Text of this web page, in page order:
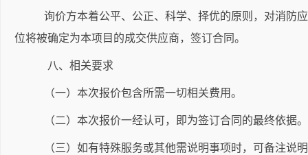
询价方本着公平、公正、科学、择优的原则，对消防
位将被确定为本项目的成交供应商，签订合同。
八、相关要求
（一）本次报价包含所需一切相关费用。
（二）本次报价一经认可，即为签订合同的最终依据。
（三）如有特殊服务或其他需说明事项时，可备注说